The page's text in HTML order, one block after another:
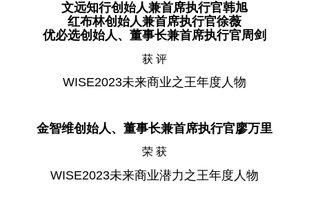
文远知行创始人兼首席执行官韩旭
红布林创始人兼首席执行官徐薇
优必选创始人、董事长兼首席执行官周剑
获 评
WISE2023未来商业之王年度人物
金智维创始人、董事长兼首席执行官廖万里
荣 获
WISE2023未来商业潜力之王年度人物